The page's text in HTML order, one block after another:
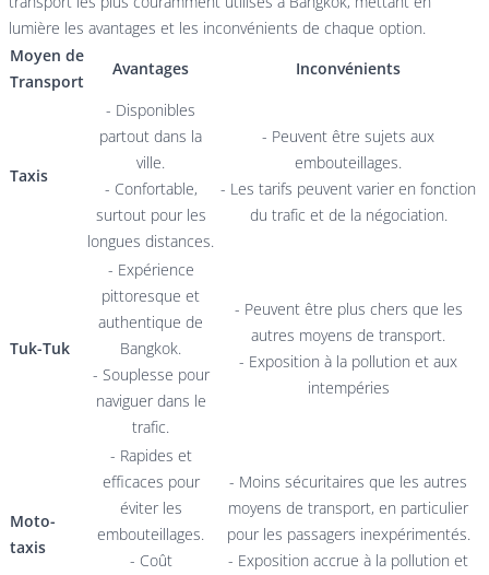
lumière les avantages et les inconvénients de chaque option.
Moyen de
Transport
Avantages Inconvénients
Taxis
- Disponibles
partout dans la
ville.
- Confortable,
surtout pour les
longues distances.
- Peuvent être sujets aux
embouteillages.
- Les tarifs peuvent varier en fonction
du trafic et de la négociation.
Tuk-Tuk
- Expérience
pittoresque et
authentique de
Bangkok.
- Souplesse pour
naviguer dans le
trafic.
- Peuvent être plus chers que les
autres moyens de transport.
- Exposition à la pollution et aux
intempéries
Moto-
taxis
- Rapides et
efficaces pour
éviter les
embouteillages.
- Coût
- Moins sécuritaires que les autres
moyens de transport, en particulier
pour les passagers inexpérimentés.
- Exposition accrue à la pollution et